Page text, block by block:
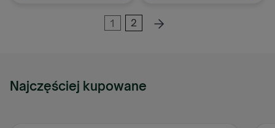
1 2
Najczęściej kupowane